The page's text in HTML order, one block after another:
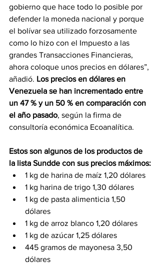
gobierno que hace todo lo posible por
defender la moneda nacional y porque
el bolívar sea utilizado forzosamente
como lo hizo con el Impuesto a las
grandes Transacciones Financieras,
ahora coloque unos precios en dólares”,
añadió. Los precios en dólares en
Venezuela se han incrementado entre
un 47 % y un 50 % en comparación con
el año pasado, según la firma de
consultoría económica Ecoanalítica.
Estos son algunos de los productos de
la lista Sundde con sus precios máximos:
1 kg de harina de maíz 1,20 dólares
1 kg harina de trigo 1,30 dólares
1 kg de pasta alimenticia 1,50
dólares
1 kg de arroz blanco 1,20 dólares
1 kg de azúcar 1,25 dólares
445 gramos de mayonesa 3,50
dólares